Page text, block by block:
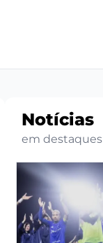
Notícias
em destaques